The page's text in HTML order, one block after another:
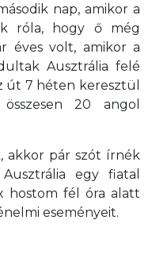
nap, amikor a
róla, hogy ő még
éves volt, amikor a
Ausztrália felé
út 7 héten keresztül
20 angol
akkor pár szót írnék
egy fiatal
hostom fél óra alatt
eseményeit.